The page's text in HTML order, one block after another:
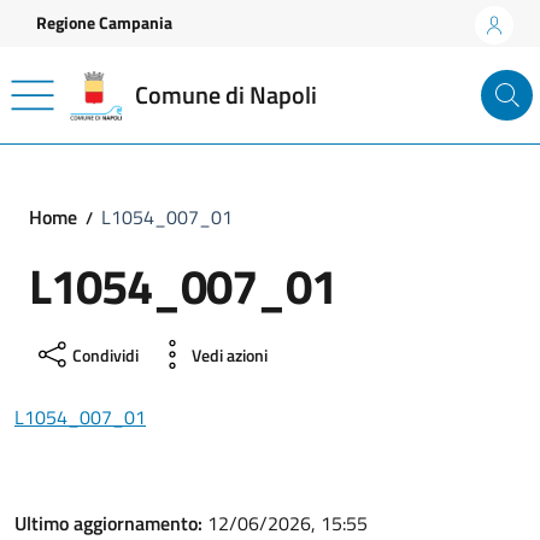
Vai ai contenuti
Vai al footer
Regione Campania
Comune di Napoli
Home L1054_007_01
L1054_007_01
Condividi Vedi azioni
L1054_007_01
Ultimo aggiornamento: 12/06/2026, 15:55